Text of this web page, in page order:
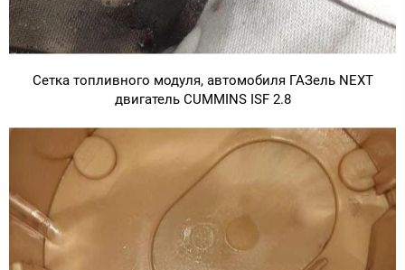
Сетка топливного модуля, автомобиля ГАЗель NEXT
двигатель CUMMINS ISF 2.8